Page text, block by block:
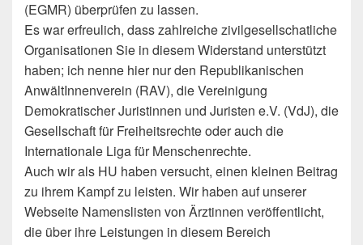
(EGMR) überprüfen zu lassen.
Es war erfreulich, dass zahlreiche zivilgesellschatliche
Organisationen Sie in diesem Widerstand unterstützt
haben; ich nenne hier nur den Republikanischen
AnwältInnenverein (RAV), die Vereinigung
Demokratischer Juristinnen und Juristen e.V. (VdJ), die
Gesellschaft für Freiheitsrechte oder auch die
Internationale Liga für Menschenrechte.
Auch wir als HU haben versucht, einen kleinen Beitrag
zu ihrem Kampf zu leisten. Wir haben auf unserer
Webseite Namenslisten von Ärztinnen veröffentlicht,
die über ihre Leistungen in diesem Bereich